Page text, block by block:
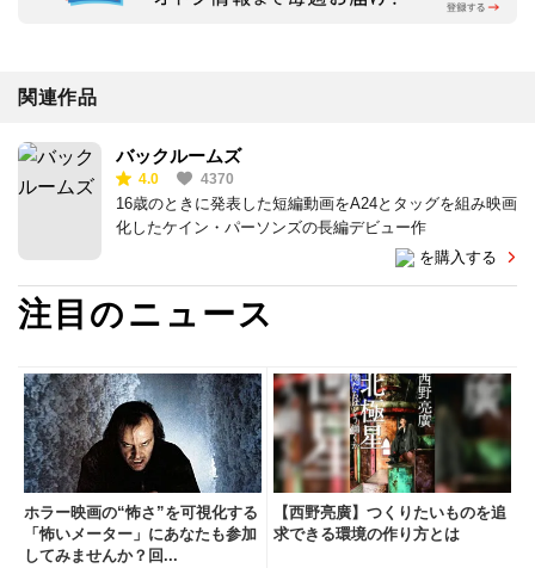
関連作品
バックルームズ
4.0 4370
16歳のときに発表した短編動画をA24とタッグを組み映画
化したケイン・パーソンズの長編デビュー作
を購入する
注目のニュース
ホラー映画の“怖さ”を可視化する
「怖いメーター」にあなたも参加
してみませんか？回...
【西野亮廣】つくりたいものを追
求できる環境の作り方とは